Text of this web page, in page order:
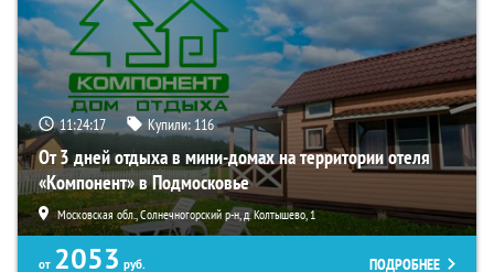
11:24:16 Купили: 116
От 3 дней отдыха в мини-домах на территории отеля
«Компонент» в Подмосковье
Московская обл., Солнечногорский р-н, д. Колтышево, 1
от 2053 руб.
ПОДРОБНЕЕ